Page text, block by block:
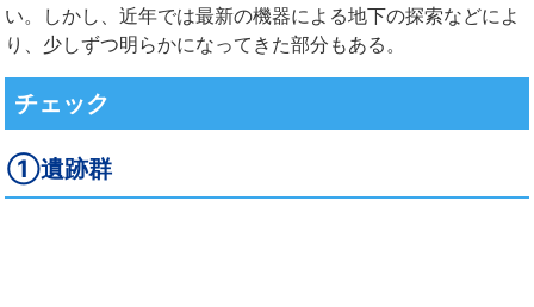
い。しかし、近年では最新の機器による地下の探索などによ
り、少しずつ明らかになってきた部分もある。
チェック
①遺跡群